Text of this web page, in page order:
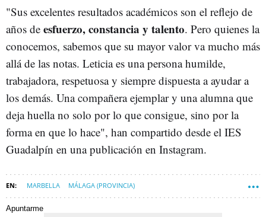
"Sus excelentes resultados académicos son el reflejo de
años de esfuerzo, constancia y talento. Pero quienes la
conocemos, sabemos que su mayor valor va mucho más
allá de las notas. Leticia es una persona humilde,
trabajadora, respetuosa y siempre dispuesta a ayudar a
los demás. Una compañera ejemplar y una alumna que
deja huella no solo por lo que consigue, sino por la
forma en que lo hace", han compartido desde el IES
Guadalpín en una publicación en Instagram.
MARBELLA MÁLAGA (PROVINCIA)
PRUEBA DE ACCESO A LA UNIVERSIDAD (PAU)
Apuntarme